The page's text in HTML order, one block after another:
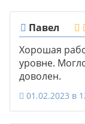
Павел
Хорошая
уровне.
доволен.
01.02.2023 в